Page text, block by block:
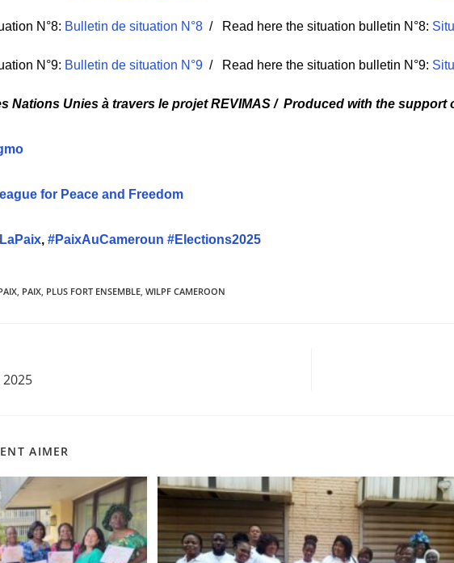
N°8: Bulletin de situation N°8 / Read here the situation bulletin N°8:
N°9: Bulletin de situation N°9 / Read here the situation bulletin N°9:
Nations Unies à travers le projet REVIMAS / Produced with the
for Peace and Freedom
, #PaixAuCameroun #Elections2025
PAIX PLUS FORT ENSEMBLE WILPF CAMEROON
2025
AIMER